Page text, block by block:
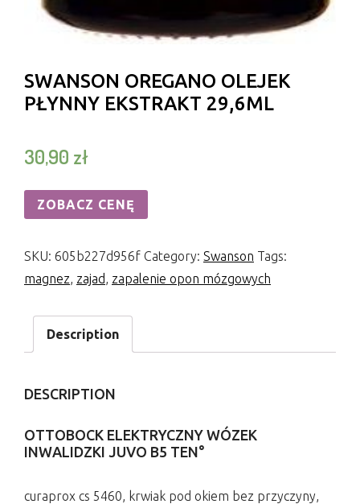
SWANSON OREGANO OLEJEK
PŁYNNY EKSTRAKT 29,6ML
30,90 zł
ZOBACZ CENĘ
SKU: 605b227d956f Category: Swanson Tags:
magnez, zajad, zapalenie opon mózgowych
Description
DESCRIPTION
OTTOBOCK ELEKTRYCZNY WÓZEK
INWALIDZKI JUVO B5 TEN°
curaprox cs 5460, krwiak pod okiem bez przyczyny,